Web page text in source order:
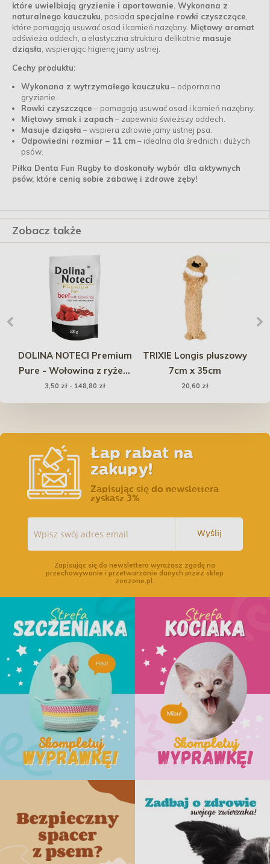
które uwielbiają gryzienie i aportowanie. Wykonana z
naturalnego kauczuku , posiada specjalne rowki czyszczące
które pomagają usuwać osad i kamień nazębny. Miętowy aromat
odświeża oddech, a elastyczna struktura delikatnie masuje
dziąsła , wspierając higienę jamy ustnej.
Cechy produktu:
Wykonana z wytrzymałego kauczuku – odporna na
gryzienie.
Rowki czyszczące – pomagają usuwać osad i kamień nazębny.
Miętowy smak i zapach – zapewnia świeższy oddech.
Masuje dziąsła – wspiera zdrowie jamy ustnej psa.
Odpowiedni rozmiar – 11 cm– idealna dla średnich i dużych
psów.
Piłka Denta Fun Rugby to doskonały wybór dla aktywnych
psów, które cenią sobie zabawę i zdrowe zęby!
Zobacz także
DOLINA NOTECI Premium
Pure - Wołowina z ryżem
brązowym (Saszetka)
3,50 zł - 148,80 zł
TRIXIE Longis pluszowy
7cm x 35cm
20,60 zł
Łap rabat na
zakupy!
Zapisując się do newslettera
zyskasz 3%
Wyślij
Zapisując się do newslettera wyrażasz zgodę na
przechowywanie i przetwarzanie danych przez sklep
zoozone.pl.